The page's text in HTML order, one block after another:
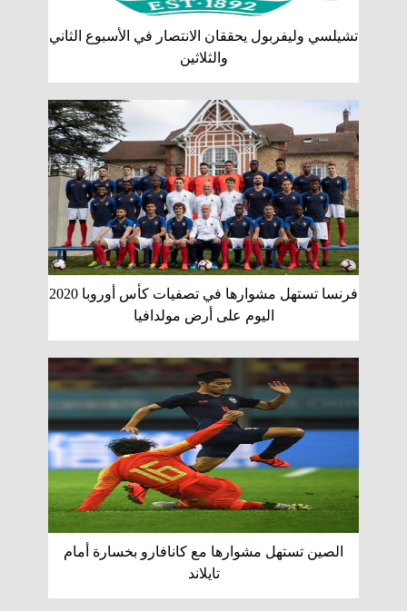
تشيلسي وليفربول يحققان الانتصار في الأسبوع الثاني
والثلاثين
فرنسا تستهل مشوارها في تصفيات كأس أوروبا 2020
اليوم على أرض مولدافيا
الصين تستهل مشوارها مع كانافارو بخسارة أمام
تايلاند